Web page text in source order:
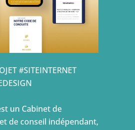
#SITEINTERNET
un Cabinet de
de conseil indépendant,